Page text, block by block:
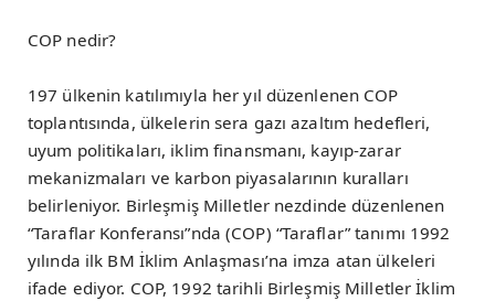
COP nedir?
197 ülkenin katılımıyla her yıl düzenlenen COP
toplantısında, ülkelerin sera gazı azaltım hedefleri,
uyum politikaları, iklim finansmanı, kayıp-zarar
mekanizmaları ve karbon piyasalarının kuralları
belirleniyor. Birleşmiş Milletler nezdinde düzenlenen
“Taraflar Konferansı”nda (COP) “Taraflar” tanımı 1992
yılında ilk BM İklim Anlaşması’na imza atan ülkeleri
ifade ediyor. COP, 1992 tarihli Birleşmiş Milletler İklim